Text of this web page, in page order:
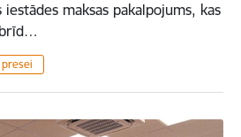
maksas pakalpojums, kas